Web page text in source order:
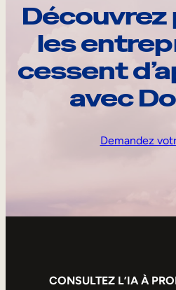
Découvrez
les
cessent
avec
Demandez
CONSULTEZ L’IA À